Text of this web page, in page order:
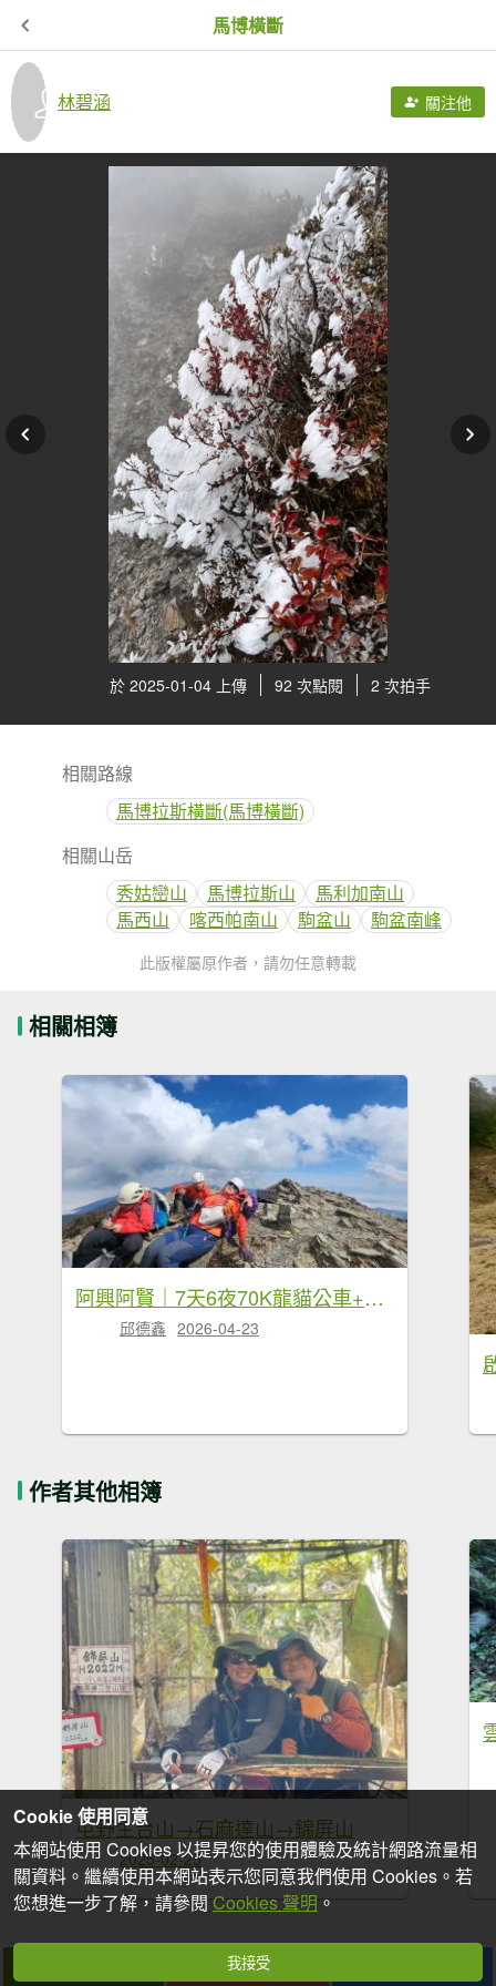
馬博橫斷
林碧涵 關注他
於 2025-01-04 上傳 92 次點閱 2 次拍手
相關路線
馬博拉斯橫斷(馬博橫斷)
相關山岳
秀姑巒山
馬博拉斯山
馬利加南山
馬西山
喀西帕南山 駒盆山 駒盆南峰
此版權屬原作者，請勿任意轉載
相關相簿
阿興阿賢｜7天6夜70K龍貓公車+駒盆西稜接馬博
邱德鑫 2026-04-23
作者其他相簿
屯野生台山→石麻達山→錦屏山
2025-02-25
收藏
Cookie 使用同意
本網站使用 Cookies 以提昇您的使用體驗及統計網路流量相
關資料。繼續使用本網站表示您同意我們使用 Cookies。若
您想進一步了解，請參閱 Cookies 聲明 。
我接受